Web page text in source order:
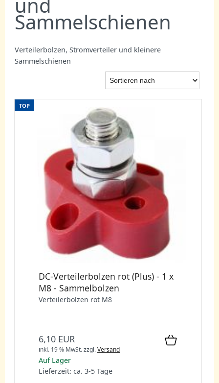
Sammelschienen
Verteilerbolzen, Stromverteiler und kleinere
Sammelschienen
TOP
DC-Verteilerbolzen rot (Plus) - 1 x
M8 - Sammelbolzen
Verteilerbolzen rot M8
6,10 EUR
inkl. 19 % MwSt.zzgl.Versand
Auf Lager
Lieferzeit: ca. 3-5 Tage